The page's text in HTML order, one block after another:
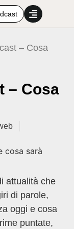
– Cosa
– Cosa
attualità che
di parole,
oggi e cosa
puntate,